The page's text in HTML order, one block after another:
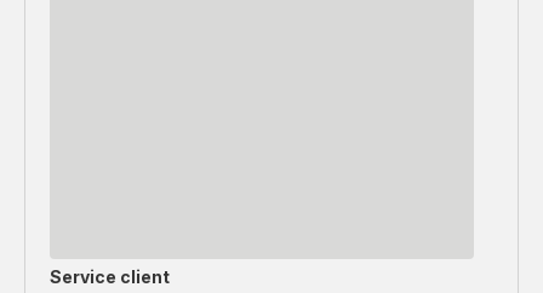
Service client